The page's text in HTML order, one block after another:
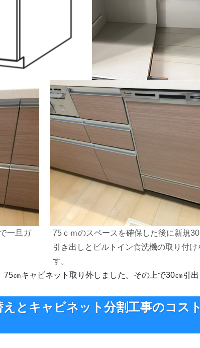
一旦ガ
75ｃｍのスペースを確保した後に新規
引き出しとビルトイン食洗機の取り付け
す。
75㎝キャビネット取り外しました。その上で30㎝引
とキャビネット分割工事のコス